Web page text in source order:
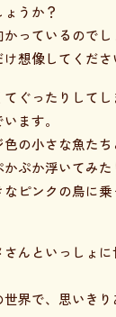
うか？
っているのでし
想像してくださ
ぐったりして
ます。
の小さな魚た
かぷか浮いてみ
なピンクの鳥に
さんといっしょ
界で、思いきり